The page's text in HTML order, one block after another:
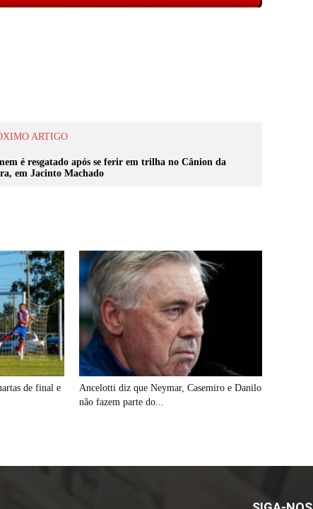
ARTIGO
é resgatado após se ferir em trilha no Cânion da
em Jacinto Machado
de final e
Ancelotti diz que Neymar, Casemiro e Danilo
não fazem parte do...